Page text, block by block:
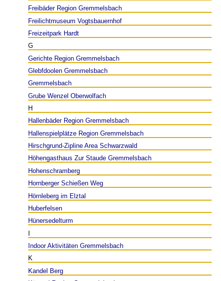
Freibäder Region Gremmelsbach
Freilichtmuseum Vogtsbauernhof
Freizeitpark Hardt
G
Gerichte Region Gremmelsbach
Glebfdoolen Gremmelsbach
Gremmelsbach
Grube Wenzel Oberwolfach
H
Hallenbäder Region Gremmelsbach
Hallenspielplätze Region Gremmelsbach
Hirschgrund-Zipline Area Schwarzwald
Höhengasthaus Zur Staude Gremmelsbach
Hohenschramberg
Hornberger Schießen Weg
Hörnleberg im Elztal
Huberfelsen
Hünersedelturm
I
Indoor Aktivitäten Gremmelsbach
K
Kandel Berg